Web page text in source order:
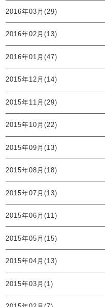
2016年03月(29)
2016年02月(13)
2016年01月(47)
2015年12月(14)
2015年11月(29)
2015年10月(22)
2015年09月(13)
2015年08月(18)
2015年07月(13)
2015年06月(11)
2015年05月(15)
2015年04月(13)
2015年03月(1)